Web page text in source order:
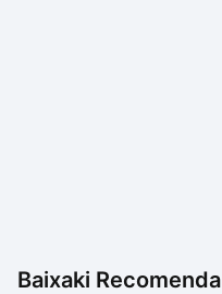
Baixaki Recomenda